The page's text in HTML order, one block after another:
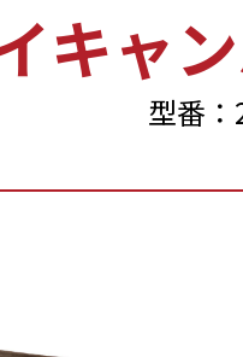
キャ
型番